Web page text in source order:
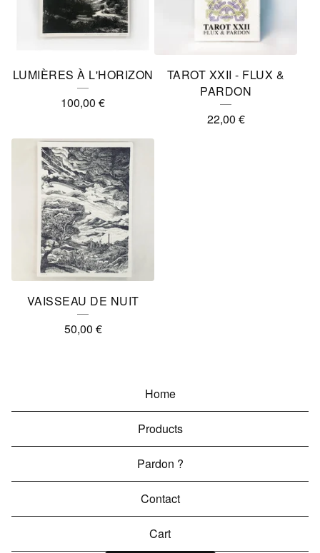
LUMIÈRES À L'HORIZON
100,00 €
TAROT XXII - FLUX &
PARDON
22,00 €
VAISSEAU DE NUIT
50,00 €
Home
Products
Pardon ?
Contact
Cart